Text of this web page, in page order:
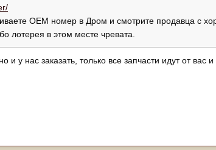
ОЕМ номер в Дром и смотрите продавца с
лотерея в этом месте чревата.
у нас заказать, только все запчасти идут от